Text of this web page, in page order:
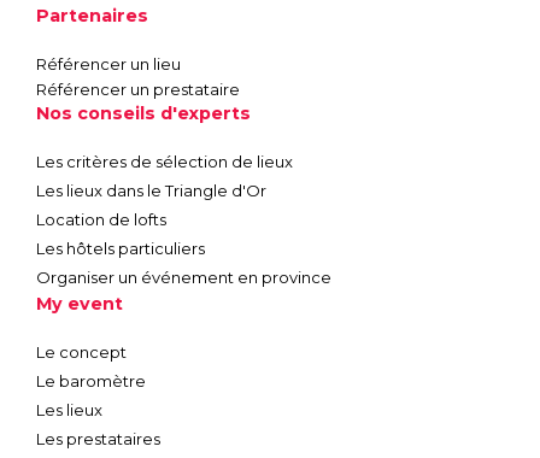
Partenaires
Référencer un lieu
Référencer un prestataire
Nos conseils d'experts
Les critères de sélection de lieux
Les lieux dans le Triangle d'Or
Location de lofts
Les hôtels particuliers
Organiser un événement en province
My event
Le concept
Le baromètre
Les lieux
Les prestataires